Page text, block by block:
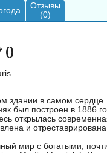
Отзывы
(0)
()
здании в самом сердце
был построен в 1886
открылась
и отреставрирована.
мир с богатыми,